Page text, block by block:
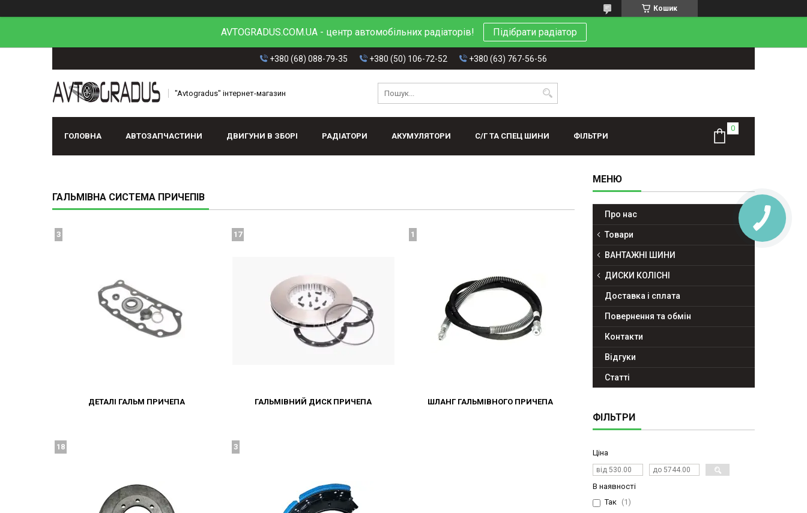
Кошик
AVTOGRADUS.COM.UA - центр автомобільних радіаторів! Підібрати радіатор
+380 (68) 088-79-35 +380 (50) 106-72-52 +380 (63) 767-56-56
"Avtogradus" інтернет-магазин
ГОЛОВНА АВТОЗАПЧАСТИНИ ДВИГУНИ В ЗБОРІ РАДІАТОРИ АКУМУЛЯТОРИ С/Г ТА СПЕЦ ШИНИ ФІЛЬТРИ
ГАЛЬМІВНА СИСТЕМА ПРИЧЕПІВ
ДЕТАЛІ ГАЛЬМ ПРИЧЕПА
3
ГАЛЬМІВНИЙ ДИСК ПРИЧЕПА
17
ШЛАНГ ГАЛЬМІВНОГО ПРИЧЕПА
1
18 3
Про нас
Товари
ВАНТАЖНІ ШИНИ
ДИСКИ КОЛІСНІ
Доставка і сплата
Повернення та обмін
Контакти
Відгуки
Статті
ФІЛЬТРИ
Ціна
В наявності
Так
1